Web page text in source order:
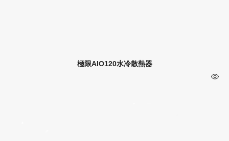
極限AIO120水冷散熱器